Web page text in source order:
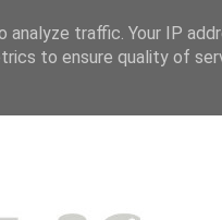
traffic. Your IP
to ensure quality of